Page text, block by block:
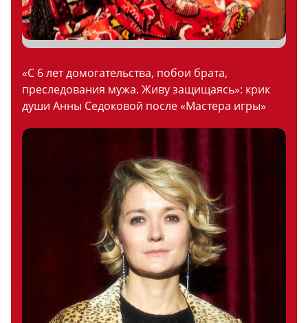
«С 6 лет домогательства, побои брата,
преследования мужа. Живу защищаясь»: крик
души Анны Седоковой после «Мастера игры»